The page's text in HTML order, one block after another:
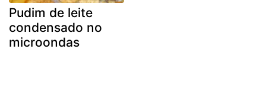
Pudim de leite
condensado no
microondas